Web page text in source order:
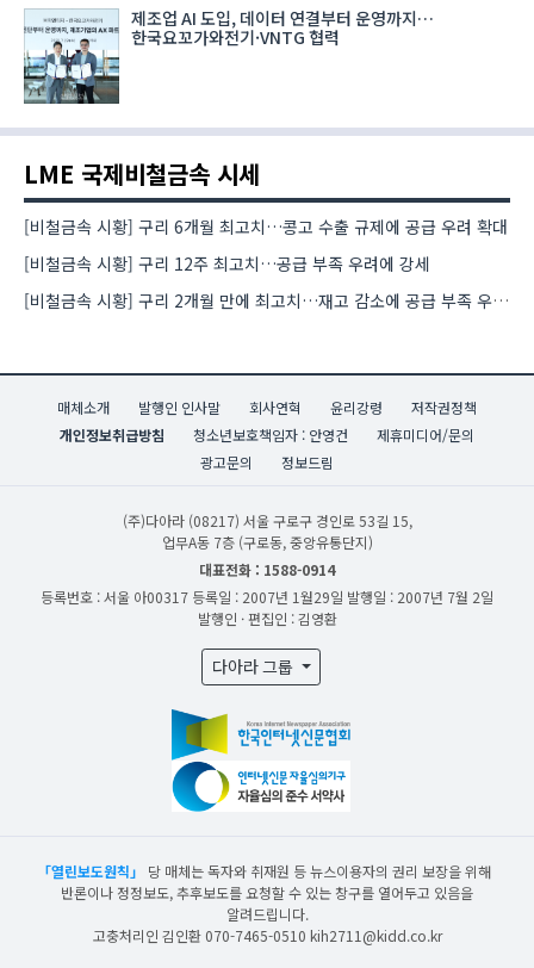
제조업 AI 도입, 데이터 연결부터 운영까지…
한국요꼬가와전기·VNTG 협력
LME 국제비철금속 시세
[비철금속 시황] 구리 6개월 최고치…콩고 수출 규제에 공급 우려 확대
[비철금속 시황] 구리 12주 최고치…공급 부족 우려에 강세
[비철금속 시황] 구리 2개월 만에 최고치…재고 감소에 공급 부족 우려 확대
매체소개 발행인 인사말 회사연혁 윤리강령
저작권정책
개인정보취급방침
청소년보호책임자 : 안영건
제휴미디어/문의
광고문의
정보드림
(주)다아라 (08217) 서울 구로구 경인로 53길 15,
업무A동 7층 (구로동, 중앙유통단지)
대표전화 : 1588-0914
등록번호 : 서울 아00317 등록일 : 2007년 1월29일 발행일 : 2007년 7월 2일
발행인 · 편집인 : 김영환
다아라 그룹
「열린보도원칙」
당 매체는 독자와 취재원 등 뉴스이용자의 권리 보장을 위해
반론이나 정정보도, 추후보도를 요청할 수 있는 창구를 열어두고 있음을
알려드립니다.
고충처리인 김인환 070-7465-0510 kih2711@kidd.co.kr